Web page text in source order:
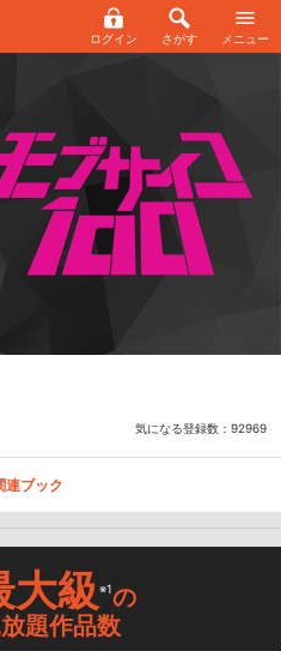
ログイン さがす メニュー
気になる登録数： 92969
連ブック
大級※1の
題作品数